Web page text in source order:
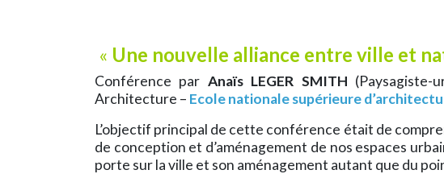
« Une nouvelle alliance entre ville et
Conférence par Anaïs LEGER SMITH
Architecture – Ecole nationale supérieure
L’objectif principal de cette conférence était de
de conception et d’aménagement de nos espaces
porte sur la ville et son aménagement autant que du